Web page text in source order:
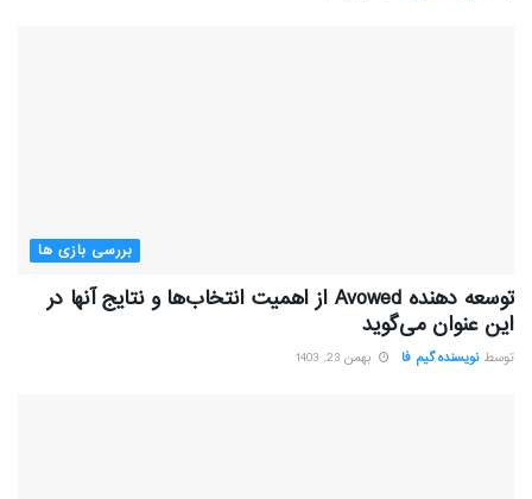
بررسی بازی ها
توسعه دهنده Avowed از اهمیت انتخاب‌ها و نتایج آنها در
این عنوان می‌گوید
توسط نویسنده گیم فا بهمن 23, 1403